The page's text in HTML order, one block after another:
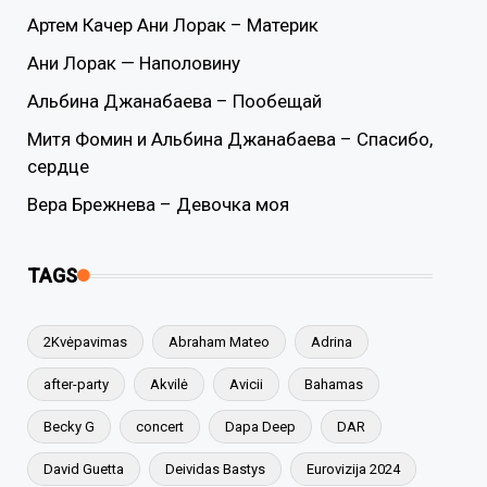
Артем Качер Ани Лорак – Материк
Ани Лорак — Наполовину
Альбина Джанабаева – Пообещай
Митя Фомин и Альбина Джанабаева – Спасибо,
сердце
Вера Брежнева – Девочка моя
TAGS
2Kvėpavimas Abraham Mateo Adrina
after-party Akvilė Avicii Bahamas
Becky G concert Dapa Deep DAR
David Guetta Deividas Bastys Eurovizija 2024